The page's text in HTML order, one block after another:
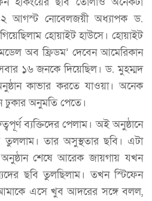
আগস্ট নোবেলজয়ী অধ্যাপক ড.
হোয়াইট হাউসে। হোয়াইট
অব ফ্রিডম’ দেবেন আমেরিকান
১৬ জনকে দিয়েছিল। ড. মুহম্মদ
কাভার করতে যাওয়া। অনেক
ঢুকার অনুমতি পেতে।
ব্যক্তিদের পেলাম। অই অনুষ্ঠানে
তুললাম। তার অসুস্থতার ছবি। এটা
শেষে আরেক জায়গায় যখন
ছবি তুলছিলাম। তখন স্টিফেন
এসে খুব আদরের সঙ্গে বলল,